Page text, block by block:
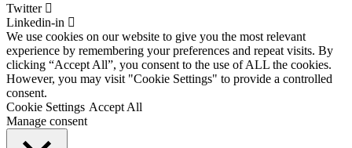
Twitter
Linkedin-in
We use cookies on our website to give you the most relevant
experience by remembering your preferences and repeat visits. By
clicking “Accept All”, you consent to the use of ALL the cookies.
However, you may visit "Cookie Settings" to provide a controlled
consent.
Cookie Settings Accept All
Manage consent